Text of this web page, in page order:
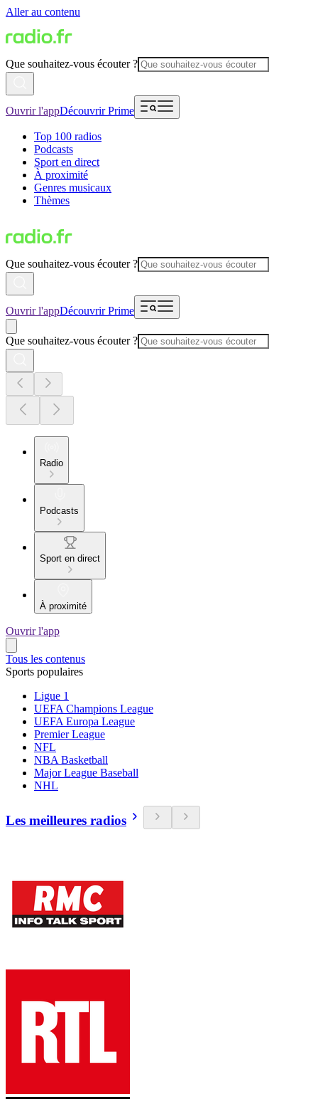
Aller au contenu
Que souhaitez-vous écouter ?
Ouvrir l'appDécouvrir Prime
Top 100 radios
Podcasts
Sport en direct
À proximité
Genres musicaux
Thèmes
Que souhaitez-vous écouter ?
Ouvrir l'appDécouvrir Prime
Que souhaitez-vous écouter ?
Radio
Podcasts
Sport en direct
À proximité
Ouvrir l'app
Tous les contenus
Sports populaires
Ligue 1
UEFA Champions League
UEFA Europa League
Premier League
NFL
NBA Basketball
Major League Baseball
NHL
Les meilleures radios